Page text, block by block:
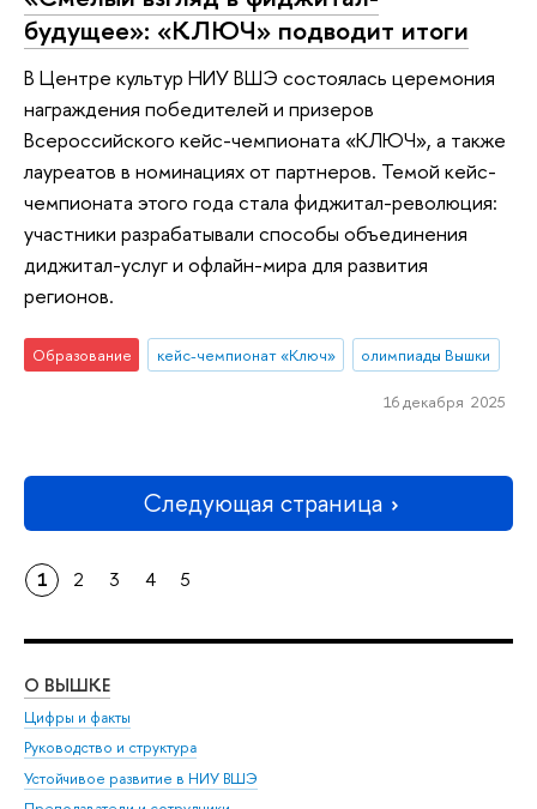
будущее»: «КЛЮЧ» подводит итоги
В Центре культур НИУ ВШЭ состоялась церемония
награждения победителей и призеров
Всероссийского кейс-чемпионата «КЛЮЧ», а также
лауреатов в номинациях от партнеров. Темой кейс-
чемпионата этого года стала фиджитал-революция:
участники разрабатывали способы объединения
диджитал-услуг и офлайн-мира для развития
регионов.
Образование кейс-чемпионат «Ключ» олимпиады Вышки
16 декабря 2025
Следующая страница
1 2 3 4 5
О ВЫШКЕ
Цифры и факты
Руководство и структура
Устойчивое развитие в НИУ ВШЭ